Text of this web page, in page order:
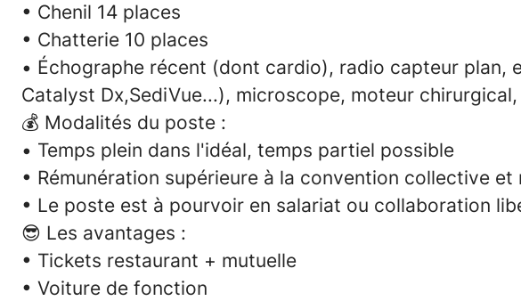
• Chenil 14 places
• Chatterie 10 places
• Échographe récent (dont cardio), radio capteur plan,
Catalyst Dx,SediVue...), microscope, moteur
💰 Modalités du poste :
• Temps plein dans l'idéal, temps partiel possible
• Rémunération supérieure à la convention collective et
• Le poste est à pourvoir en salariat ou collaboration
😎 Les avantages :
• Tickets restaurant + mutuelle
• Voiture de fonction